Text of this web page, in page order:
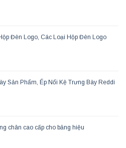
Đèn Logo, Các Loại Hộp Đèn Logo
Sản Phẩm, Ép Nổi Kệ Trưng Bày Reddi
chân cao cấp cho bảng hiệu